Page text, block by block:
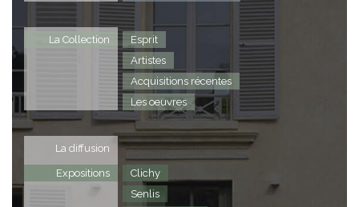
La Collection
Esprit
Artistes
Acquisitions récentes
Les oeuvres
La diffusion
Expositions
Clichy
Senlis